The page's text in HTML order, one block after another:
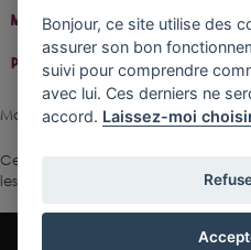
Mentions Légales Gestion De
Politique De Confidentialité
Made with ♥ by Rangoon
Ce site est protégé par reCAPTCHA.
les conditions d'utilisation
de
Bonjour, ce site utilise des
assurer son bon
suivi pour comprendre
avec lui. Ces derniers ne
accord. Laissez-moi